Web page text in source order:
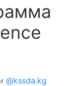
@kssda.kg